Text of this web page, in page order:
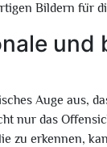
Bildern für
und
Auge aus,
nur das
zu erkennen,